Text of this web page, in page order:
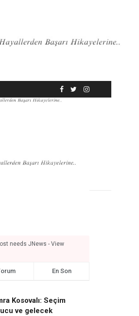
needs JNews - View
En Son
Kosovalı: Seçim
ve gelecek